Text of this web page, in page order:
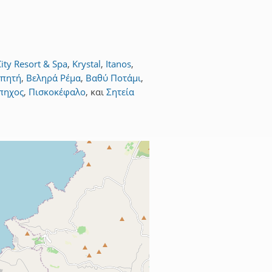
Resort & Spa, Krystal, Itanos,
, Βεληρά Ρέμα, Βαθύ Ποτάμι,
, Πισκοκέφαλο, και Σητεία